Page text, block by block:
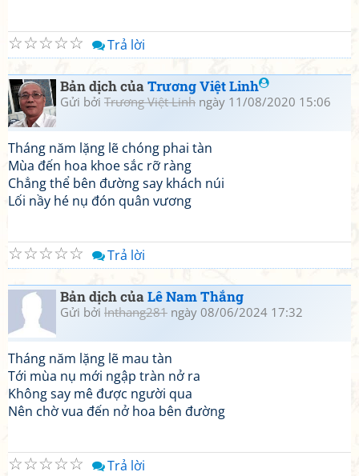
☆
☆
☆
☆
☆ Trả lời
Bản dịch củaTrương Việt Linh
Gửi bởi Trương Việt Linh ngày 11/08/2020 15:06
Tháng năm lặng lẽ chóng phai tàn
Mùa đến hoa khoe sắc rỡ ràng
Chẳng thể bên đường say khách núi
Lối nầy hé nụ đón quân vương
☆
☆
☆
☆
☆ Trả lời
Bản dịch củaLê Nam Thắng
Gửi bởi lnthang281 ngày 08/06/2024 17:32
Tháng năm lặng lẽ mau tàn
Tới mùa nụ mới ngập tràn nở ra
Không say mê được người qua
Nên chờ vua đến nở hoa bên đường
☆
☆
☆
☆
☆ Trả lời